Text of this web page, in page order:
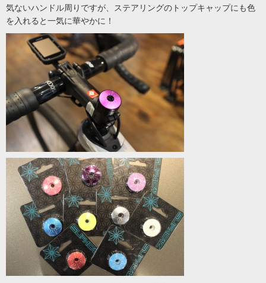
気ないハンドル周りですが、ステアリングのトップキャップにも色
を入れると一気に華やかに！